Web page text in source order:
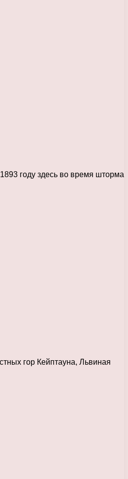
году здесь во время шторма
гор Кейптауна, Львиная